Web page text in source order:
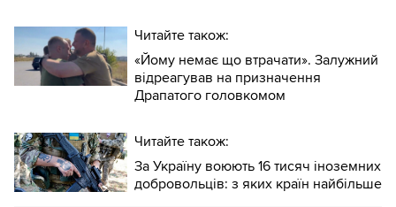
Читайте також:
«Йому немає що втрачати». Залужний
відреагував на призначення
Драпатого головкомом
Читайте також:
За Україну воюють 16 тисяч іноземних
добровольців: з яких країн найбільше